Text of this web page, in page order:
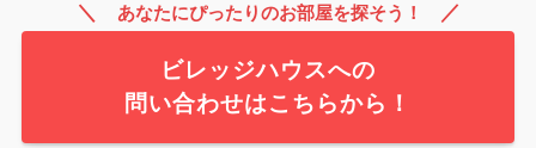
＼ あなたにぴったりのお部屋を探そう！ ／
ビレッジハウスへの
問い合わせはこちらから！